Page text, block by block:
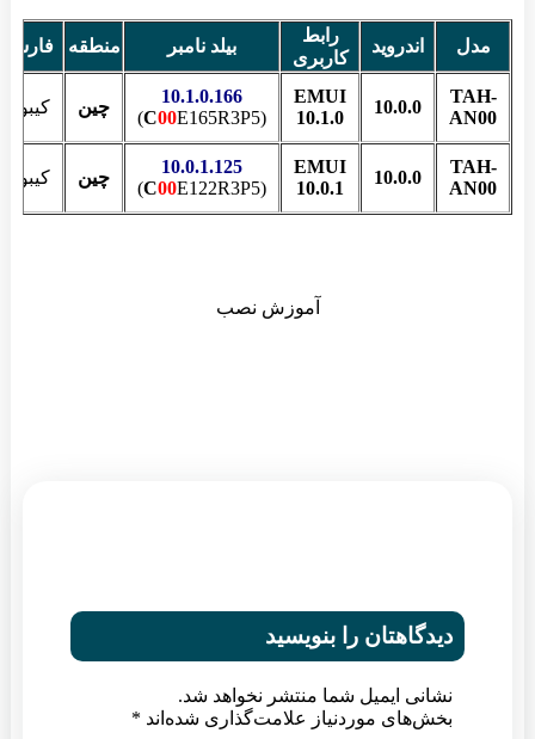
مدل اندروید
رابط
کاربری
بیلد نامبر منطقه
TAH-
AN00
10.0.0
EMUI
10.1.0
10.1.0.166
(
C00E165R3P5)
چین کیبورد
TAH-
AN00
10.0.0
EMUI
10.0.1
10.0.1.125
(
C00E122R3P5)
چین کیبورد
آموزش نصب
دیدگاهتان را بنویسید
نشانی ایمیل شما منتشر نخواهد شد.
بخش‌های موردنیاز علامت‌گذاری شده‌اند *